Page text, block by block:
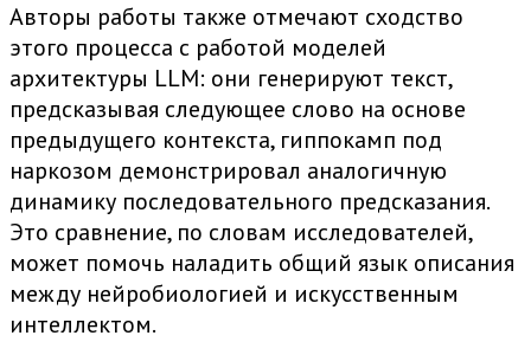
Авторы работы также отмечают сходство
этого процесса с работой моделей
архитектуры LLM: они генерируют текст,
предсказывая следующее слово на основе
предыдущего контекста, гиппокамп под
наркозом демонстрировал аналогичную
динамику последовательного предсказания.
Это сравнение, по словам исследователей,
может помочь наладить общий язык описания
между нейробиологией и искусственным
интеллектом.